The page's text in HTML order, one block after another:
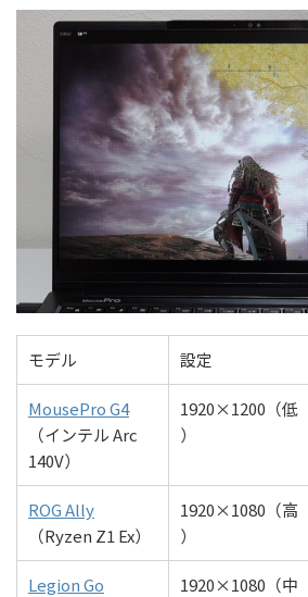
モデル 設定
MousePro G4
（インテル Arc
140V）
1920×1200（低
）
ROG Ally
（Ryzen Z1 Ex）
1920×1080（高
）
Legion Go
1920×1080（中